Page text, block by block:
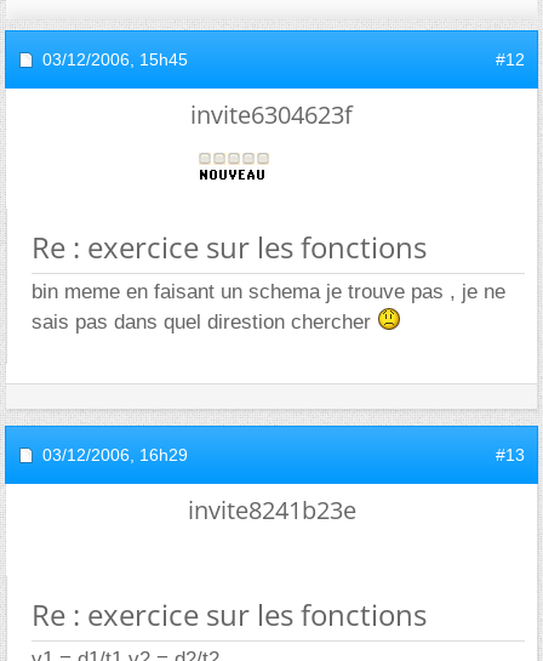
03/12/2006, 15h45 #12
invite6304623f
Re : exercice sur les fonctions
bin meme en faisant un schema je trouve pas , je ne
sais pas dans quel direstion chercher
03/12/2006, 16h29 #13
invite8241b23e
Re : exercice sur les fonctions